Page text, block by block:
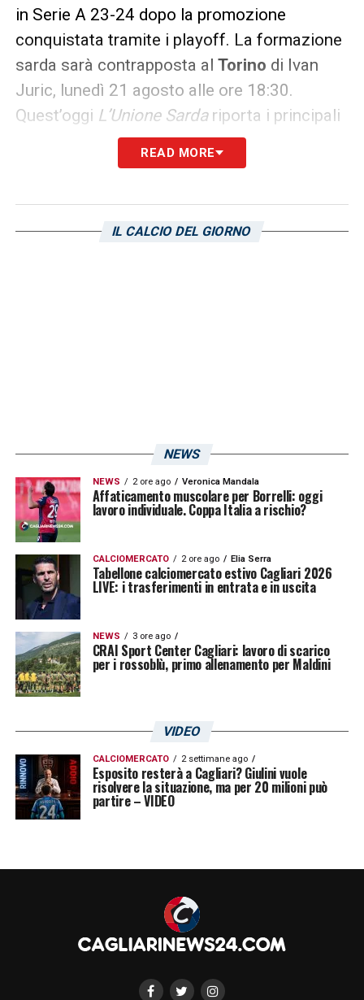
in Serie A 23-24 dopo la promozione
conquistata tramite i playoff. La formazione
sarda sarà contrapposta al Torino di Ivan
Juric, lunedì 21 agosto alle ore 18:30.
Quest’oggi L’Unione Sardariporta i principali
dubbi del tecnico romano, il quale ha diverse
certezze esclusivamente tra porta e difesa.
disposizione in vista del complicato incontro
LA PLAYLIST DELLE NOSTRE TOP NEWS
READ MORE
IL CALCIO DEL GIORNO
NEWS
NEWS 2 ore ago Veronica Mandala
Affaticamento muscolare per Borrelli: oggi
lavoro individuale. Coppa Italia a rischio?
CALCIOMERCATO 2 ore ago Elia Serra
Tabellone calciomercato estivo Cagliari 2026
LIVE: i trasferimenti in entrata e in uscita
NEWS 3 ore ago
CRAI Sport Center Cagliari: lavoro di scarico
per i rossoblù, primo allenamento per Maldini
VIDEO
CALCIOMERCATO 2 settimane ago
Esposito resterà a Cagliari? Giulini vuole
risolvere la situazione, ma per 20 milioni può
partire – VIDEO